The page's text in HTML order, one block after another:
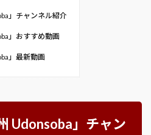
」チャンネル紹介
」おすすめ動画
」最新動画
Udonsoba」チャン